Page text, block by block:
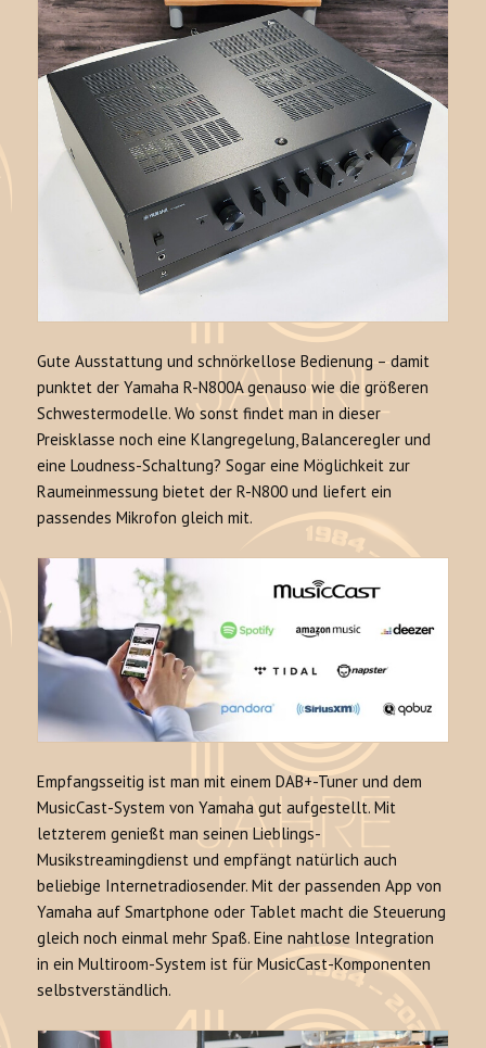
Gute Ausstattung und schnörkellose Bedienung – damit
punktet der Yamaha R-N800A genauso wie die größeren
Schwestermodelle. Wo sonst findet man in dieser
Preisklasse noch eine Klangregelung, Balanceregler und
eine Loudness-Schaltung? Sogar eine Möglichkeit zur
Raumeinmessung bietet der R-N800 und liefert ein
passendes Mikrofon gleich mit.
Empfangsseitig ist man mit einem DAB+-Tuner und dem
MusicCast-System von Yamaha gut aufgestellt. Mit
letzterem genießt man seinen Lieblings-
Musikstreamingdienst und empfängt natürlich auch
beliebige Internetradiosender. Mit der passenden App von
Yamaha auf Smartphone oder Tablet macht die Steuerung
gleich noch einmal mehr Spaß. Eine nahtlose Integration
in ein Multiroom-System ist für MusicCast-Komponenten
selbstverständlich.